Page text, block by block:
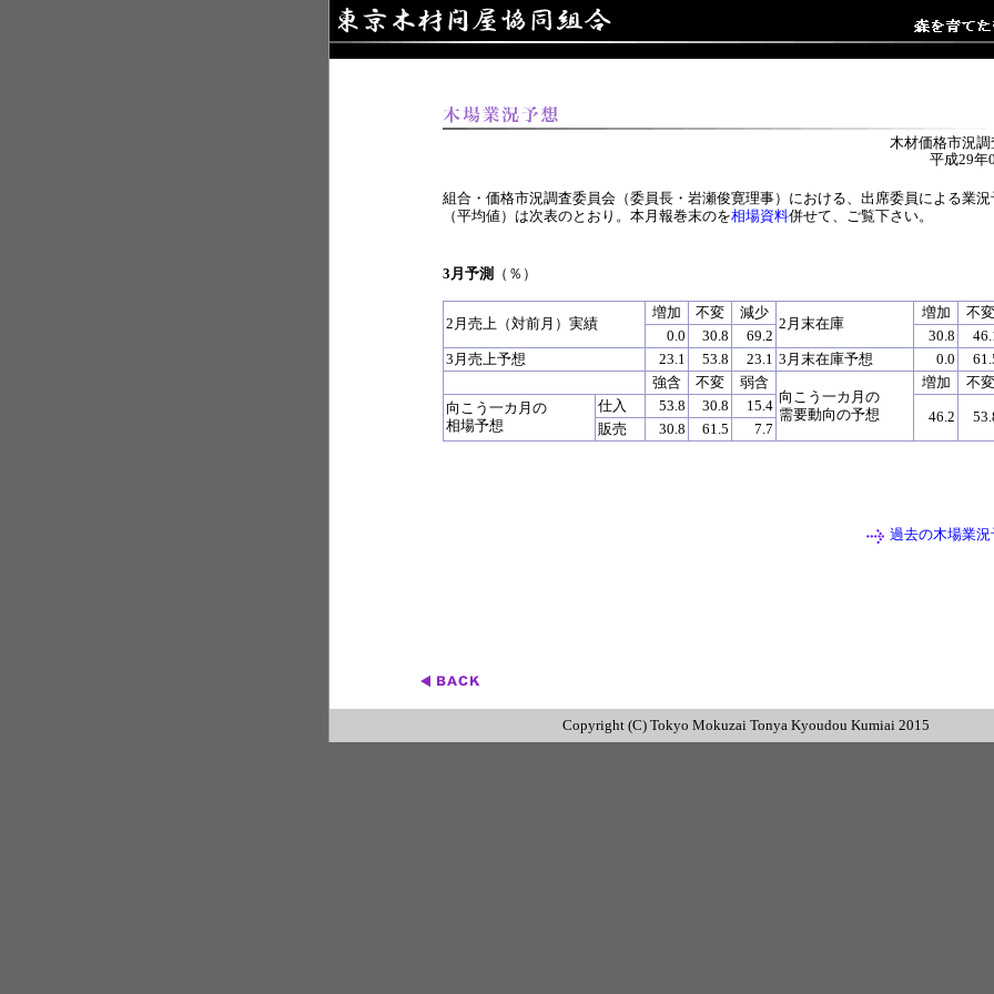
木材価格市況
平成29年
組合・価格市況調査委員会（委員長・岩瀬俊寛理事）における、出席委員による業況
（平均値）は次表のとおり。本月報巻末のを相場資料併せて、ご覧下さい。
3月予測 （％）
2月売上（対前月）実績
増加 不変 減少
2月末在庫
増加
不変
0.0
30.8 69.2 30.8
3月売上予想
23.1 53.8 23.1 3月末在庫予想 0.0
強含
不変
弱含
向こう一カ月の
需要動向の予想
増加
不変
向こう一カ月の
相場予想
仕入 53.8 30.8 15.4
46.2
販売 30.8 61.5 7.7
過去の木場業
Copyright (C) Tokyo Mokuzai Tonya Kyoudou Kumiai 2015